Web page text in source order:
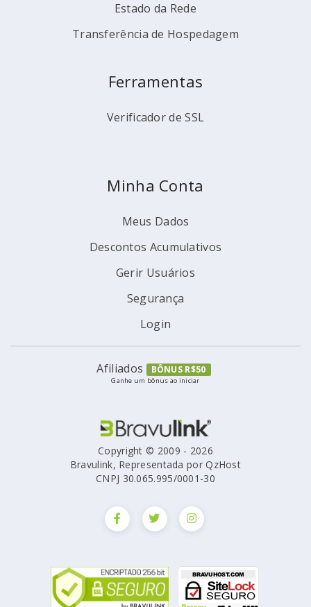
Estado da Rede
Transferência de Hospedagem
Ferramentas
Verificador de SSL
Minha Conta
Meus Dados
Descontos Acumulativos
Gerir Usuários
Segurança
Login
Afiliados BÔNUS R$50
Ganhe um bônus ao iniciar
Copyright © 2009 - 2026
Bravulink, Representada por QzHost
CNPJ 30.065.995/0001-30